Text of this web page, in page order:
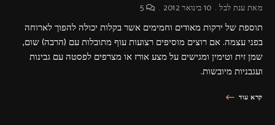
מאתענת לבל 10 בינואר 2012
תוספת של ירקות מאודים וחמימים אשר בקלות יכולה להפוך לארוחה
בפני עצמה. אם רוצים מוסיפים רצועות עוף מתובלות עם (הרבה) שום,
שמן זית וטימין ומגישים על מצע אורז או מצרפים לפסטה עם גבינות
ועגבניות מיובשות.
קרא עוד